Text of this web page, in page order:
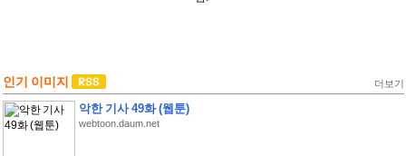
인기 이미지 더보기
악한 기사 49화 (웹툰)
webtoon.daum.net